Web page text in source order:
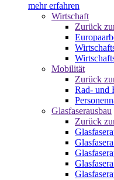
mehr erfahren
Wirtschaft
Zurück
Mobilität
Zurück
Rad- und
Glasfaserausbau
Zurück